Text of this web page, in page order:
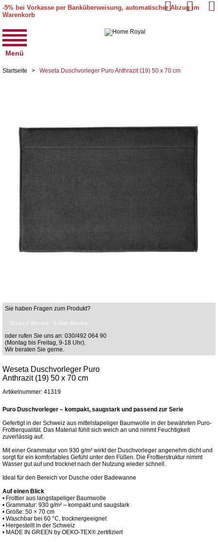
-5% bei Vorkasse per Banküberweisung, automatischer Abzug im
Warenkorb
Menü
Startseite > Weseta Duschvorleger Puro Anthrazit (19) 50 x 70 cm
Sie haben Fragen zum Produkt?
Rückruf-Service / E-Mail-Service
oder rufen Sie uns an: 030/492 064 90
(Montag bis Freitag, 9-18 Uhr).
Wir beraten Sie gerne.
Weseta Duschvorleger Puro
Anthrazit (19) 50 x 70 cm
Artikelnummer: 41319
Puro Duschvorleger – kompakt, saugstark und passend zur Serie
Gefertigt in der Schweiz aus mittelstapeliger Baumwolle in der bewährten Puro-
Frottierqualität. Das Material fühlt sich weich an und nimmt Feuchtigkeit
zuverlässig auf.
Mit einer Grammatur von 930 g/m² wirkt der Duschvorleger angenehm dicht und
sorgt für ein komfortables Gefühl unter den Füßen. Die Frottierstruktur nimmt
Wasser gut auf und trocknet nach der Nutzung wieder schnell.
Ideal für den Bereich vor Dusche oder Badewanne
Auf einen Blick
• Frottier aus langstapeliger Baumwolle
• Grammatur: 930 g/m² – kompakt und saugstark
• Größe: 50 × 70 cm
• Waschbar bei 60 °C, trocknergeeignet
• Hergestellt in der Schweiz
• MADE IN GREEN by OEKO-TEX® zertifiziert